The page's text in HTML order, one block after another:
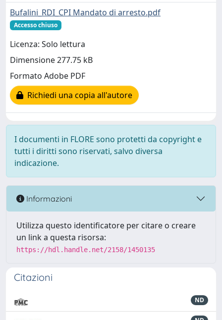
Bufalini_RDI_CPI Mandato di arresto.pdf
Accesso chiuso
Licenza: Solo lettura
Dimensione 277.75 kB
Formato Adobe PDF
Richiedi una copia all'autore
I documenti in FLORE sono protetti da copyright e
tutti i diritti sono riservati, salvo diversa
indicazione.
Informazioni
Utilizza questo identificatore per citare o creare
un link a questa risorsa:
https://hdl.handle.net/2158/1450135
Citazioni
ND